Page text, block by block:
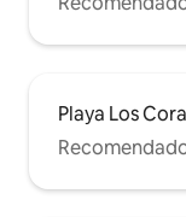
Playa Los